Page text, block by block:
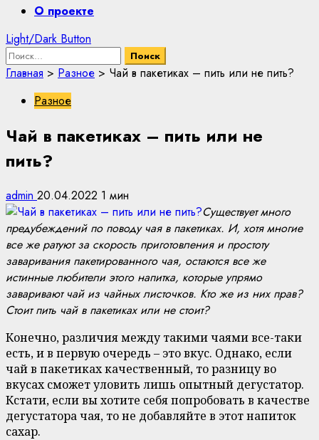
PrimaryО проекте
Light/Dark Button
Найти:
Главная > Разное > Чай в пакетиках – пить или не пить?
Разное
Чай в пакетиках – пить или не
пить?
admin 20.04.2022 1 мин
Существует много
предубеждений по поводу чая в пакетиках. И, хотя многие
все же ратуют за скорость приготовления и простоту
заваривания пакетированного чая, остаются все же
истинные любители этого напитка, которые упрямо
заваривают чай из чайных листочков. Кто же из них прав?
Стоит пить чай в пакетиках или не стоит?
Конечно, различия между такими чаями все-таки
есть, и в первую очередь – это вкус. Однако, если
чай в пакетиках качественный, то разницу во
вкусах сможет уловить лишь опытный дегустатор.
Кстати, если вы хотите себя попробовать в качестве
дегустатора чая, то не добавляйте в этот напиток
сахар.